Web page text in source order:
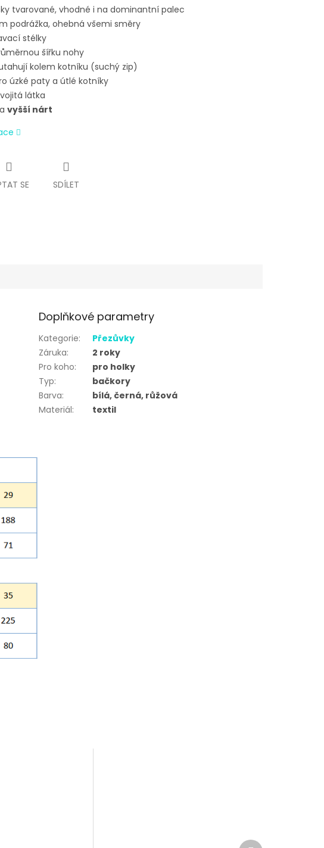
tvarované, vhodné i na dominantní palec
podrážka, ohebná všemi směry
stélky
šířku nohy
kolem kotníku (suchý zip)
úzké paty a útlé kotníky
látka
vyšší nárt
SE SDÍLET
Další
Doplňkové parametry
Kategorie:
Přezůvky
Záruka:
2 roky
Pro koho:
pro holky
Typ:
bačkory
Barva:
bílá, černá, růžová
Materiál: textil